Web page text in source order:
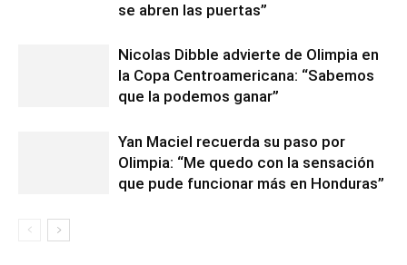
se abren las puertas”
Nicolas Dibble advierte de Olimpia en
la Copa Centroamericana: “Sabemos
que la podemos ganar”
Yan Maciel recuerda su paso por
Olimpia: “Me quedo con la sensación
que pude funcionar más en Honduras”